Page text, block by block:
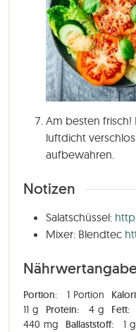
Am besten frisch!
luftdicht
aufbewahren.
Notizen
Salatschüssel:
Mixer: Blendtec
Portion: 1 Portion
11 g Protein: 4 g Fett:
440 mg Ballaststoff: 1 g